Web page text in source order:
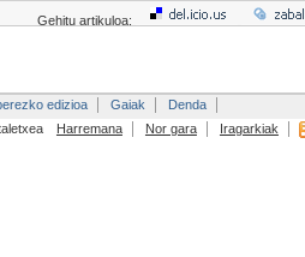
Gehitu artikuloa:
edizioa Gaiak
Denda
Harremana Nor gara Iragarkiak